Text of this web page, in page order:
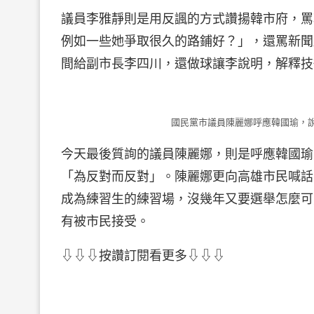
議員李雅靜則是用反諷的方式讚揚韓市府，
例如一些她爭取很久的路鋪好？」，還罵新
間給副市長李四川，還做球讓李說明，解釋
國民黨市議員陳麗娜呼應韓國瑜，
今天最後質詢的議員陳麗娜，則是呼應韓國
「為反對而反對」。陳麗娜更向高雄市民喊
成為練習生的練習場，沒幾年又要選舉怎麼
有被市民接受。
⇩⇩⇩按讚訂閱看更多⇩⇩⇩